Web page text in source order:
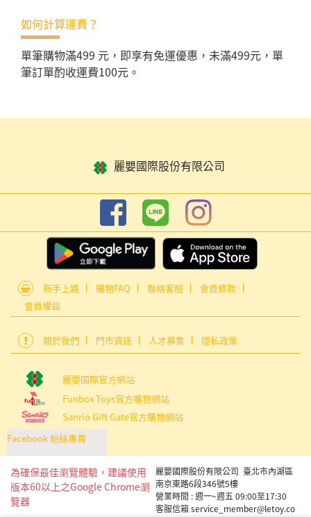
如何計算運費？
單筆購物滿499 元，即享有免運優惠，未滿499元，單
筆訂單酌收運費100元。
麗嬰國際股份有限公司
新手上路 購物FAQ 聯絡客服
會員條款
會員權益
關於我們 門市資訊 人才募集 隱私政策
麗嬰國際官方網站
Funbox Toys官方購物網站
Sanrio Gift Gate官方購物網站
Facebook 粉絲專頁
為確保最佳瀏覽體驗，建議使用
版本60以上之Google Chrome瀏
覽器
麗嬰國際股份有限公司 臺北市內湖區
南京東路6段346號5樓
營業時間 : 週一~週五 09:00至17:30
客服信箱 service_member@letoy.co